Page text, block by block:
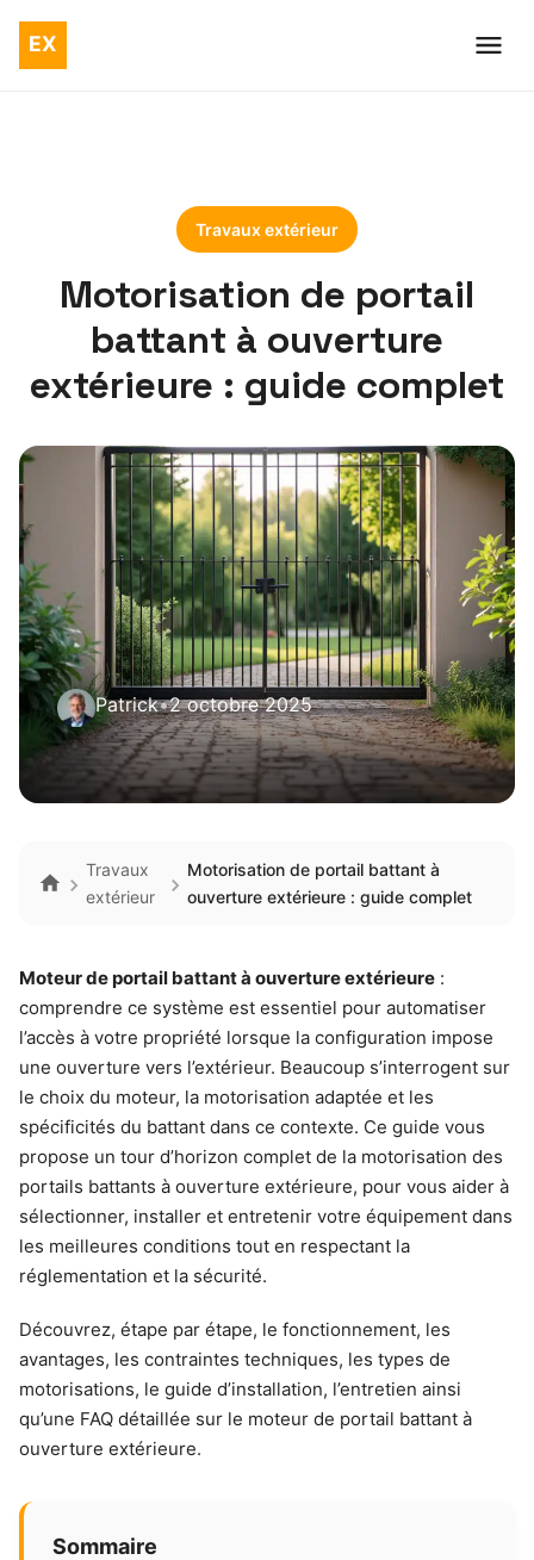
Travaux extérieur
Motorisation de portail
battant à ouverture
extérieure : guide complet
Patrick•2 octobre 2025
Travaux
extérieur
Motorisation de portail battant à
ouverture extérieure : guide complet
Moteur de portail battant à ouverture extérieure :
comprendre ce système est essentiel pour automatiser
l’accès à votre propriété lorsque la configuration impose
une ouverture vers l’extérieur. Beaucoup s’interrogent sur
le choix du moteur, la motorisation adaptée et les
spécificités du battant dans ce contexte. Ce guide vous
propose un tour d’horizon complet de la motorisation des
portails battants à ouverture extérieure, pour vous aider à
sélectionner, installer et entretenir votre équipement dans
les meilleures conditions tout en respectant la
réglementation et la sécurité.
Découvrez, étape par étape, le fonctionnement, les
avantages, les contraintes techniques, les types de
motorisations, le guide d’installation, l’entretien ainsi
qu’une FAQ détaillée sur le moteur de portail battant à
ouverture extérieure.
Sommaire